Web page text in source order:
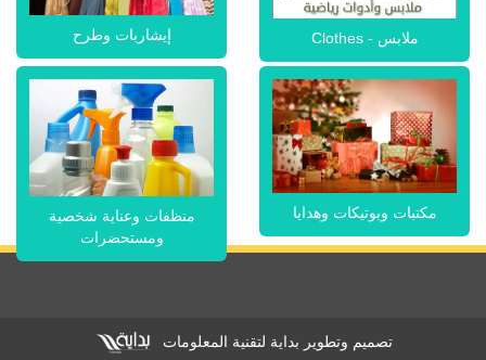
ملابس - Clothes إيشاربات وطرح
مكتبات وبوتيكات وهدايا
منظفات وعناية شخصية
ومستحضرات
تصميم وتطوير بداية لتقنية المعلومات